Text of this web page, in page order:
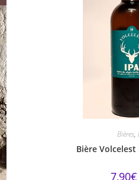
Bières,
Bière Volcelest
7,90€